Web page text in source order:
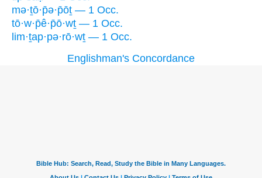
mə·ṯō·p̄ə·p̄ōṯ — 1 Occ.
tō·w·p̄ê·p̄ō·wṯ — 1 Occ.
lim·ṯap·pə·rō·wṯ — 1 Occ.
Englishman's Concordance